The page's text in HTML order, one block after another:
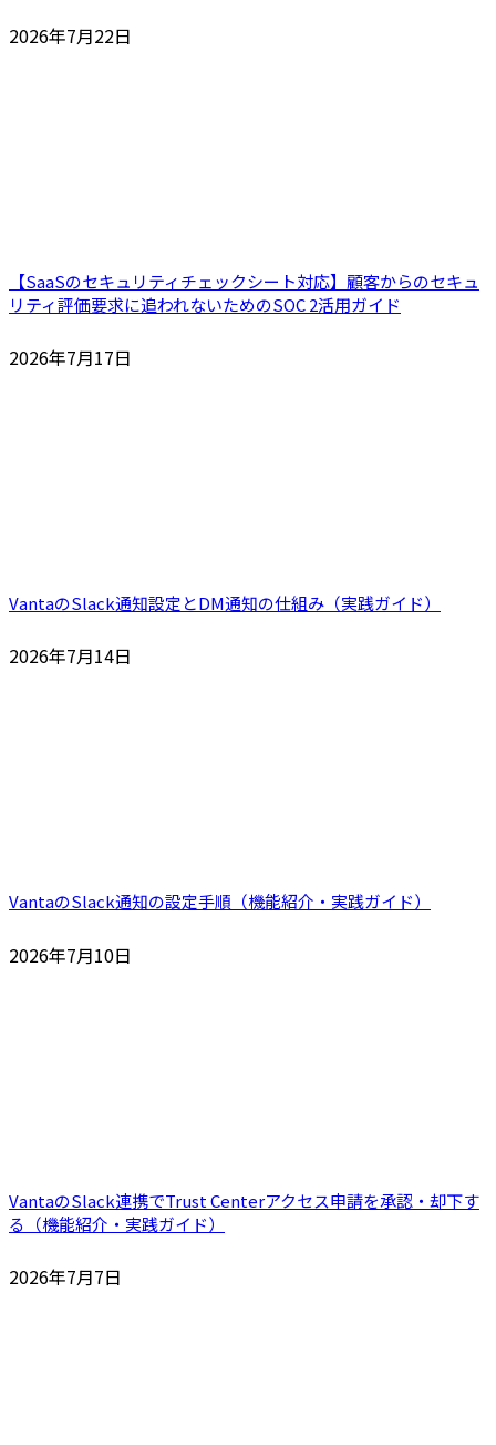
2026年7月22日
【SaaSのセキュリティチェックシート対応】顧客からのセキュ
リティ評価要求に追われないためのSOC 2活用ガイド
2026年7月17日
VantaのSlack通知設定とDM通知の仕組み（実践ガイド）
2026年7月14日
VantaのSlack通知の設定手順（機能紹介・実践ガイド）
2026年7月10日
VantaのSlack連携でTrust Centerアクセス申請を承認・却下す
る（機能紹介・実践ガイド）
2026年7月7日